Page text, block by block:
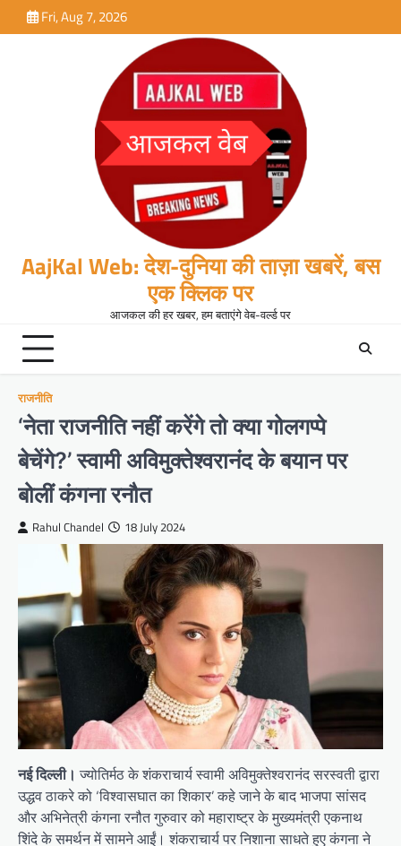
to
Fri, Aug 7, 2026
AajKal Web: देश-दुनिया की ताज़ा खबरें, बस
एक क्लिक पर
आजकल की हर खबर, हम बताएंगे वेब-वर्ल्ड पर
राजनीति
‘नेता राजनीति नहीं करेंगे तो क्या गोलगप्पे
बेचेंगे?’ स्वामी अविमुक्तेश्वरानंद के बयान पर
बोलीं कंगना रनौत
Rahul Chandel 18 July 2024
नई दिल्ली। ज्योतिर्मठ के शंकराचार्य स्वामी अविमुक्तेश्वरानंद सरस्वती द्वारा
उद्धव ठाकरे को ‘विश्वासघात का शिकार’ कहे जाने के बाद भाजपा सांसद
और अभिनेत्री कंगना रनौत गुरुवार को महाराष्ट्र के मुख्यमंत्री एकनाथ
शिंदे के समर्थन में सामने आईं। शंकराचार्य पर निशाना साधते हुए कंगना ने